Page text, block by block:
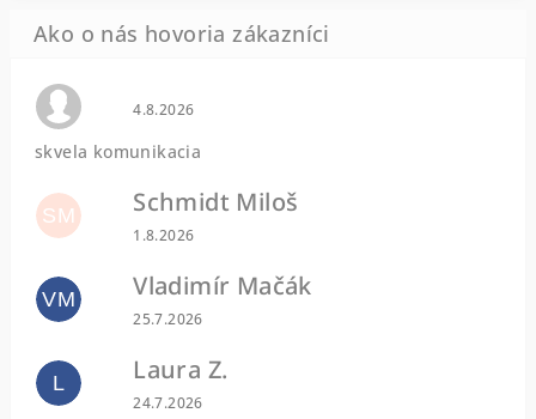
Hodnotenie obchodu je 0 z 5 hviezdičiek.
4.8.2026
skvela komunikacia
SM Schmidt Miloš
Hodnotenie obchodu je 5 z 5 hviezdičiek.
1.8.2026
VM Vladimír Mačák
Hodnotenie obchodu je 5 z 5 hviezdičiek.
25.7.2026
L Laura Z.
Hodnotenie obchodu je 5 z 5 hviezdičiek.
24.7.2026